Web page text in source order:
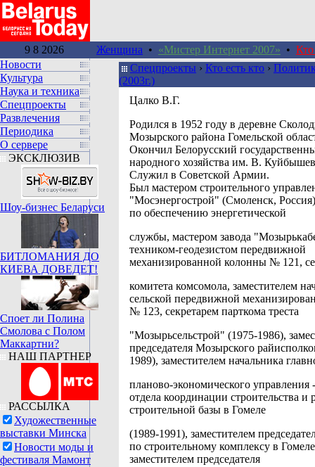
9 8 2026 Женщина • «Мистер Интернет 2007» • Кто
Новости
Культура
Наука и техника
Спецпроекты
Развлечения
Периодика
О сервере
ЭКСКЛЮЗИВ
Шоу-бизнес Беларуси
БИТЛОМАНИЯ ДО
КИЕВА ДОВЕДЕТ!
Споет ли Полина
Смолова с Полом
Маккартни?
НАШ ПАРТНЕР
РАССЫЛКА
Художественные
выставки Минска
Новости моды и
фестиваля Мамонт
Спецпроекты › Кто есть кто ›
(2003г.)
Цалко В.Г.
Родился в 1952 году в деревне
Мозырского района Гомельской
Окончил Белорусский
народного хозяйства им. В.
Служил в Советской Армии.
Был мастером строительного
"Мосэнергострой" (Смоленск,
по обеспечению энергетической
службы, мастером завода
техником-геодезистом передвижной
механизированной колонны № 121,
комитета комсомола, заместителем
сельской передвижной
№ 123, секретарем парткома треста
"Мозырьсельстрой" (1975-1986),
председателя Мозырского
1989), заместителем начальника
планово-экономического управления
отдела координации строительства и
строительной базы в Гомеле
(1989-1991), заместителем
по строительному комплексу в
заместителем председателя